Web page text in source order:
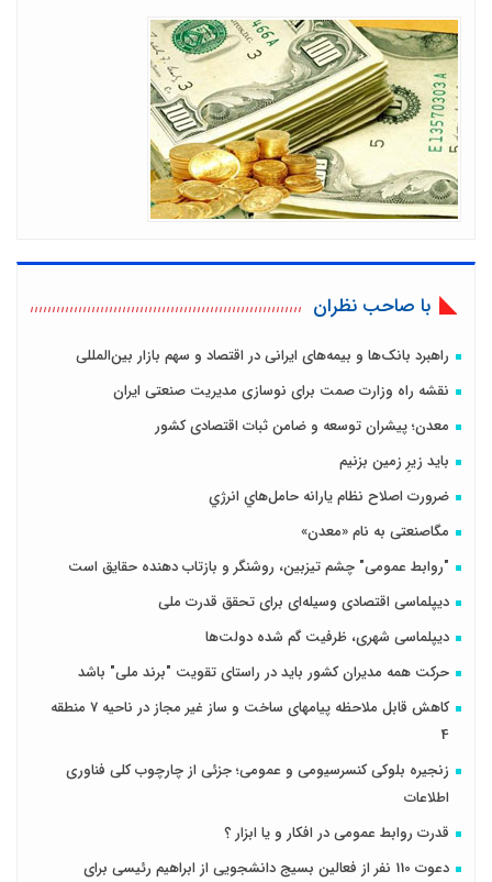
با صاحب نظران
راهبرد بانک‌ها و بیمه‌های ایرانی در اقتصاد و سهم بازار بین‌المللی
نقشه راه وزارت صمت برای نوسازی مدیریت صنعتی ایران
معدن؛ پیشران توسعه و ضامن ثبات اقتصادی کشور
باید زیرِ زمین بزنیم
ضرورت اصلاح نظام يارانه حامل‌هاي انرژي
مگاصنعتی به نام «معدن»
"روابط عمومی" چشم تیزبین، روشنگر و بازتاب دهنده حقایق است
دیپلماسی اقتصادی وسیله‌ای برای تحقق قدرت ملی
دیپلماسی شهری، ظرفیت گم شده دولت‌ها
حرکت همه مدیران کشور باید در راستای تقویت "برند ملی" باشد
کاهش قابل ملاحظه پیامهای ساخت و ساز غیر مجاز در ناحیه 7 منطقه
4
زنجیره بلوکی کنسرسیومی و عمومی؛ جزئی از چارچوب کلی فناوری
اطلاعات
قدرت روابط عمومی در افکار و یا ابزار ؟
دعوت 110 نفر از فعالین بسیج دانشجویی از ابراهیم رئیسی برای